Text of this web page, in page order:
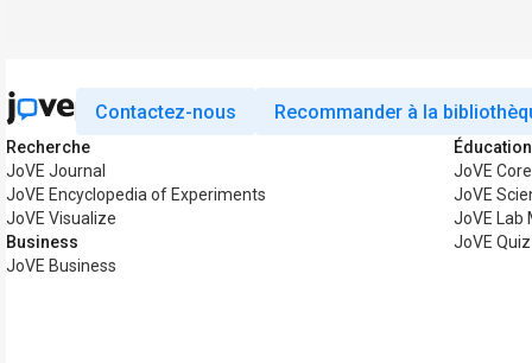
Contactez-nous Recommander à la
Recherche
JoVE Journal
JoVE Encyclopedia of Experiments
JoVE Visualize
Business
JoVE Business
Éducation
JoVE Core
JoVE
JoVE Lab
JoVE Quiz